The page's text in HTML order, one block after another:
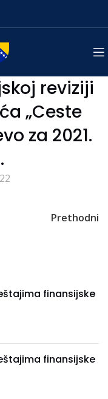
reviziji
„Ceste
za 2021.
Prethodni
finansijske
finansijske